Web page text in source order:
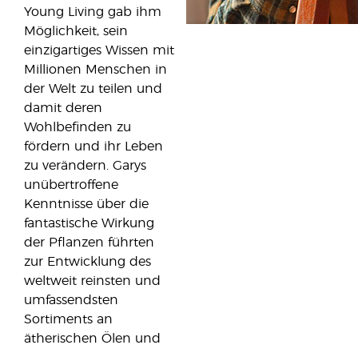
Young Living gab ihm
Möglichkeit, sein
einzigartiges Wissen mit
Millionen Menschen in
der Welt zu teilen und
damit deren
Wohlbefinden zu
fördern und ihr Leben
zu verändern. Garys
unübertroffene
Kenntnisse über die
fantastische Wirkung
der Pflanzen führten
zur Entwicklung des
weltweit reinsten und
umfassendsten
Sortiments an
ätherischen Ölen und